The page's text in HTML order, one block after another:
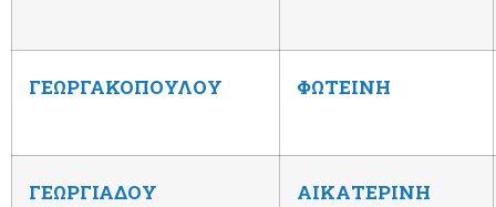
ΓΕΩΡΓΑΚΟΠΟΥΛΟΥ ΦΩΤΕΙΝΗ
ΓΕΩΡΓΙΑΔΟΥ ΑΙΚΑΤΕΡΙΝΗ